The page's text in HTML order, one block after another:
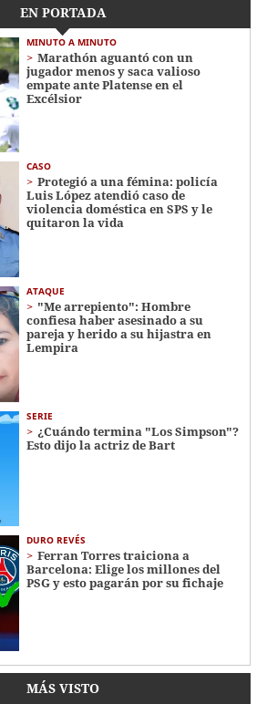
EN PORTADA
MINUTO A MINUTO
Marathón aguantó con un
jugador menos y saca valioso
empate ante Platense en el
Excélsior
CASO
Protegió a una fémina: policía
Luis López atendió caso de
violencia doméstica en SPS y le
quitaron la vida
ATAQUE
"Me arrepiento": Hombre
confiesa haber asesinado a su
pareja y herido a su hijastra en
Lempira
SERIE
¿Cuándo termina "Los Simpson"?
Esto dijo la actriz de Bart
DURO REVÉS
Ferran Torres traiciona a
Barcelona: Elige los millones del
PSG y esto pagarán por su fichaje
MÁS VISTO